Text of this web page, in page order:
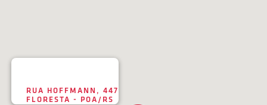
RUA HOFFMANN, 447
FLORESTA - POA/RS